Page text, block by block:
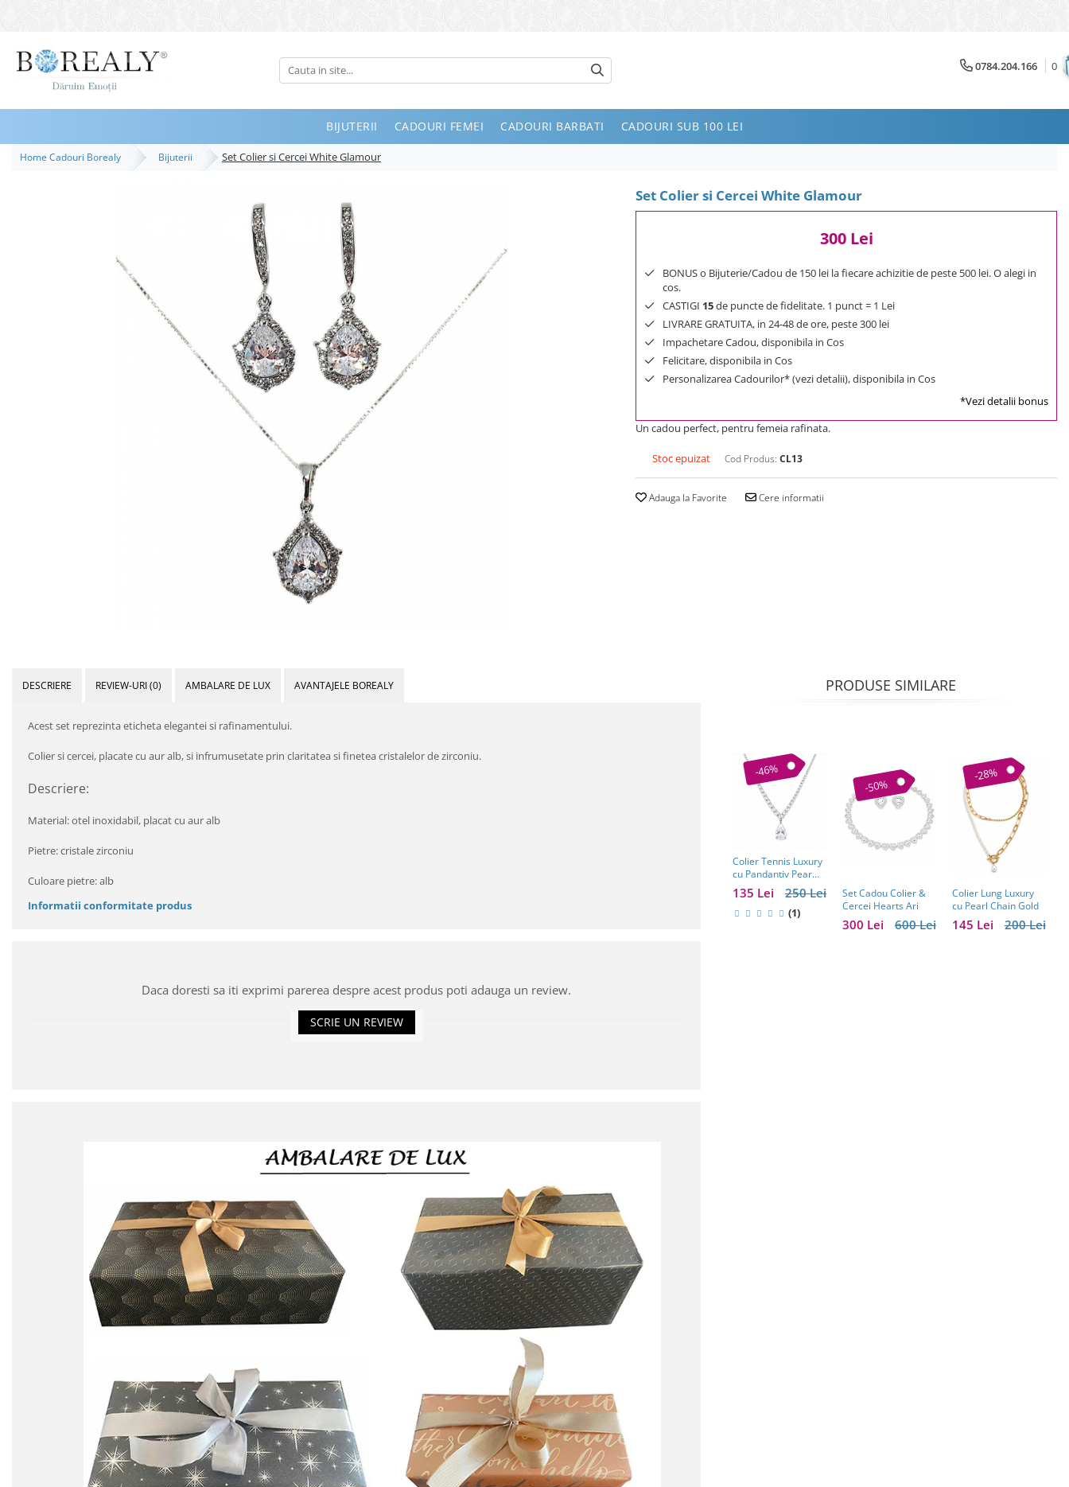
Bijuterii
Inele
Bratari
0784.204.166 0
BIJUTERII CADOURI FEMEI CADOURI BARBATI CADOURI SUB 100 LEI
Home Cadouri Borealy Bijuterii Set Colier si Cercei White Glamour
Set Colier si Cercei White Glamour
300 Lei
BONUS o Bijuterie/Cadou de 150 lei la fiecare achizitie de peste 500 lei. O alegi in
cos.
CASTIGI 15de puncte de fidelitate. 1 punct = 1 Lei
LIVRARE GRATUITA, in 24-48 de ore, peste 300 lei
Impachetare Cadou, disponibila in Cos
Felicitare, disponibila in Cos
Personalizarea Cadourilor* (vezi detalii), disponibila in Cos
*Vezi detalii bonus
Un cadou perfect, pentru femeia rafinata.
Stoc epuizat Cod Produs: CL13
Adauga la Favorite Cere informatii
DESCRIERE REVIEW-URI(0) AMBALARE DE LUX AVANTAJELE BOREALY
Acest set reprezinta eticheta elegantei si rafinamentului.
Colier si cercei, placate cu aur alb, si infrumusetate prin claritatea si finetea cristalelor de zirconiu.
Descriere:
Material: otel inoxidabil, placat cu aur alb
Pietre: cristale zirconiu
Culoare pietre: alb
Informatii conformitate produs
Daca doresti sa iti exprimi parerea despre acest produs poti adauga un review.
SCRIE UN REVIEW
PRODUSE SIMILARE
-46%
Colier Tennis Luxury
cu Pandantiv Pear
Cut – Eleganță
Atemporală 250 Lei
135 Lei
(1)
-50%
Set Cadou Colier &
Cercei Hearts Ari
600 Lei
300 Lei
-28%
Colier Lung Luxury
cu Pearl Chain Gold
200 Lei
145 Lei